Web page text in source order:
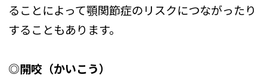
ることによって顎関節症のリスクにつながったり
することもあります。
◎開咬（かいこう）